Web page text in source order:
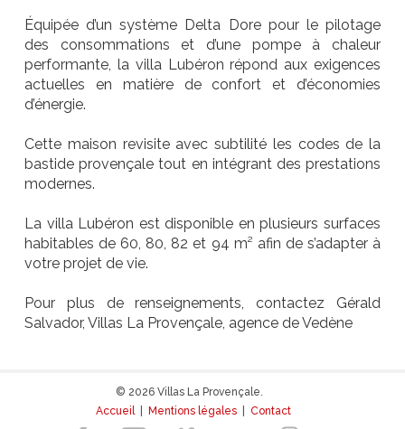
Équipée d’un système Delta Dore pour le pilotage
des consommations et d’une pompe à chaleur
performante, la villa Lubéron répond aux exigences
actuelles en matière de confort et d’économies
d’énergie.
Cette maison revisite avec subtilité les codes de la
bastide provençale tout en intégrant des prestations
modernes.
La villa Lubéron est disponible en plusieurs surfaces
habitables de 60, 80, 82 et 94 m² afin de s’adapter à
votre projet de vie.
Pour plus de renseignements, contactez Gérald
Salvador, Villas La Provençale, agence de Vedène
© 2026 Villas La Provençale.
Accueil| Mentions légales Contact